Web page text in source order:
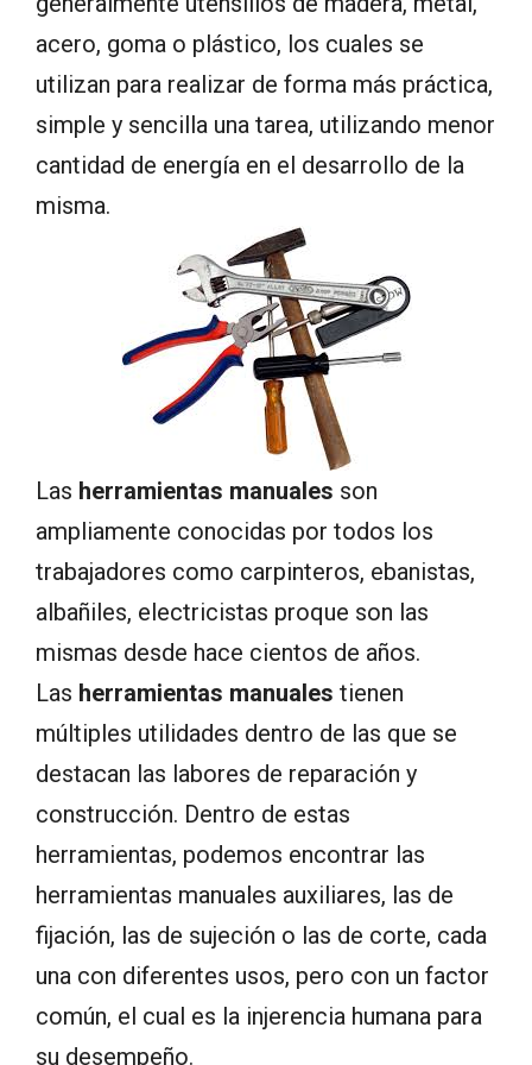
acero, goma o plástico, los cuales se
utilizan para realizar de forma más práctica,
simple y sencilla una tarea, utilizando menor
cantidad de energía en el desarrollo de la
misma.
Las herramientas manuales son
ampliamente conocidas por todos los
trabajadores como carpinteros, ebanistas,
albañiles, electricistas proque son las
mismas desde hace cientos de años.
Las herramientas manuales tienen
múltiples utilidades dentro de las que se
destacan las labores de reparación y
construcción. Dentro de estas
herramientas, podemos encontrar las
herramientas manuales auxiliares, las de
fijación, las de sujeción o las de corte, cada
una con diferentes usos, pero con un factor
común, el cual es la injerencia humana para
su desempeño.